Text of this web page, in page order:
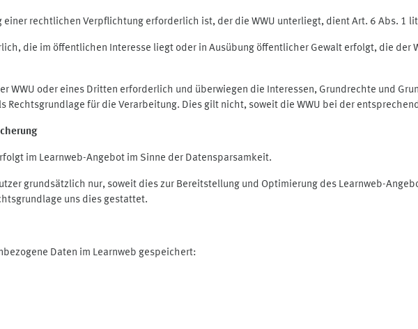
rechtlichen Verpflichtung erforderlich ist, der die WWU unterliegt, dient Art. 6 Abs. 1
die im öffentlichen Interesse liegt oder in Ausübung öffentlicher Gewalt erfolgt, die der
WWU oder eines Dritten erforderlich und überwiegen die Interessen, Grundrechte und
Rechtsgrundlage für die Verarbeitung. Dies gilt nicht, soweit die WWU bei der
im Learnweb-Angebot im Sinne der Datensparsamkeit.
grundsätzlich nur, soweit dies zur Bereitstellung und Optimierung des Learnweb-
uns dies gestattet.
Daten im Learnweb gespeichert: